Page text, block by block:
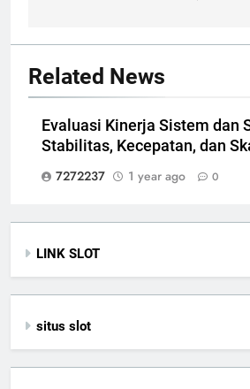
Related News
Evaluasi Kinerja Sistem dan
Stabilitas, Kecepatan, dan
7272237
1 year ago 0
LINK SLOT
situs slot